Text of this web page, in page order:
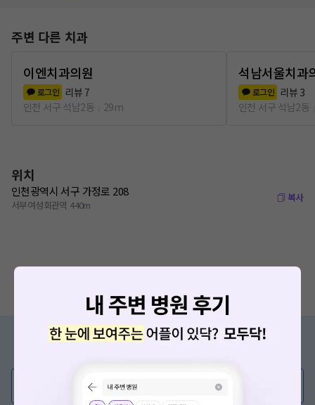
주변 다른 치과
이엔치과의원
로그인 리뷰 7
인천 서구 석남2동
29m
석남서울치과
로그인 리뷰 3
인천 서구 석남2동
위치
인천광역시 서구 가정로 208
서부여성회관역 440m
복사
증상/치료, 궁금한 점이 있나요?
💬 무엇이든 물어보세요